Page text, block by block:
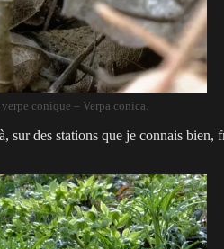
conique – Verpa conica.
des stations que je connais bien,